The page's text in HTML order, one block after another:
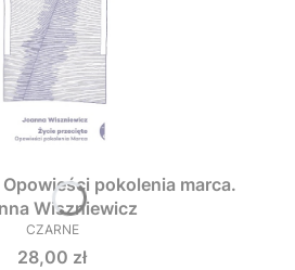
pokolenia marca.
Wiszniewicz
PRODUCENT
CZARNE
Cena
28,00 zł